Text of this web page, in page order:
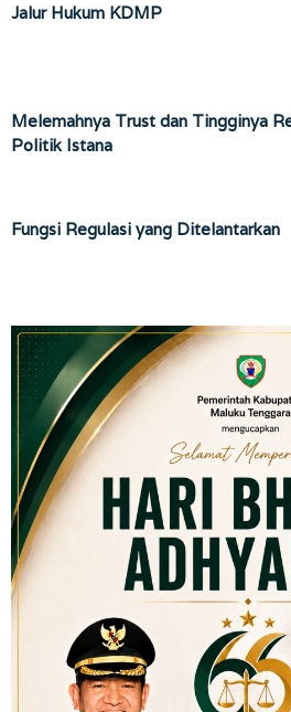
Jalur Hukum KDMP
Melemahnya Trust dan Tingginya
Politik Istana
Fungsi Regulasi yang Ditelantarkan